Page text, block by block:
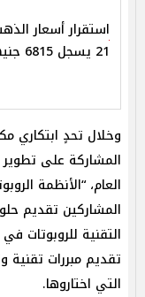
استقرار أسعار
21 يسجل 6815 جنيهًا
المشاركة على
العام، “الأنظمة
المشاركين تقديم
التقنية للروبوتات
تقديم مبررات
التي اختاروها.